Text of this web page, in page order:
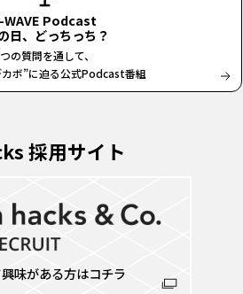
WAVE Podcast
日、どっちっち？
の質問を通して、
カボ”に迫る公式Podcast番組
採用サイト
味がある方はコチラ